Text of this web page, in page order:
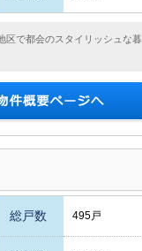
区で都会のスタイリッシュな暮
総戸数 495戸